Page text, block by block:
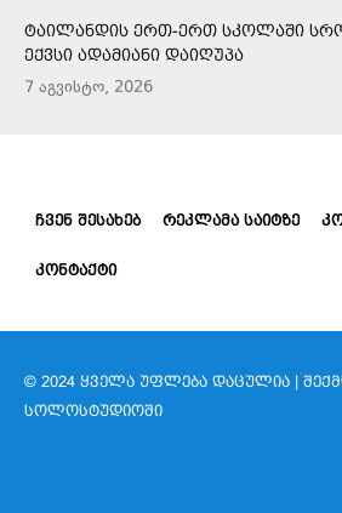
ᲢᲐᲘᲚᲐᲜᲓᲘᲡ ᲔᲠᲗ-ᲔᲠᲗ ᲡᲙᲝᲚᲐᲨᲘ
ᲔᲥᲕᲡᲘ ᲐᲓᲐᲛᲘᲐᲜᲘ ᲓᲐᲘᲦᲣᲞᲐ
7 აგვისტო, 2026
ᲩᲕᲔᲜ ᲨᲔᲡᲐᲮᲔᲑ ᲠᲔᲙᲚᲐᲛᲐ ᲡᲐᲘᲢᲖᲔ
ᲙᲝᲜᲢᲐᲥᲢᲘ
© 2024 ᲧᲕᲔᲚᲐ ᲣᲤᲚᲔᲑᲐ ᲓᲐᲪᲣᲚᲘᲐ |
ᲡᲝᲚᲝᲡᲢᲣᲓᲘᲝᲨᲘ